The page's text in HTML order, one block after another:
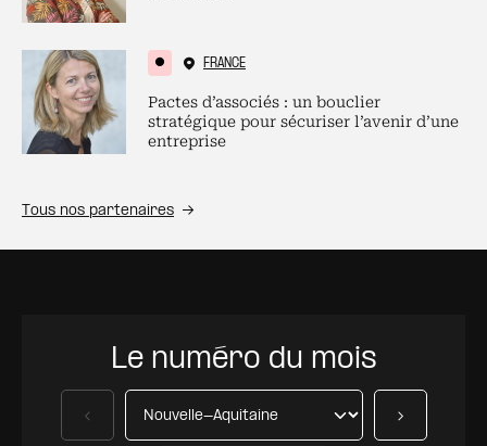
FRANCE
Pactes d’associés : un bouclier
stratégique pour sécuriser l’avenir d’une
entreprise
Tous nos partenaires
Le numéro du mois
Précédent Suivant